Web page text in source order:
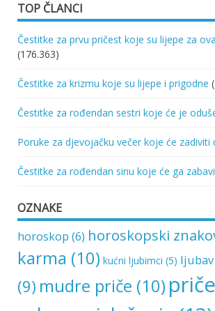
TOP ČLANCI
Čestitke za prvu pričest koje su lijepe za
(176.363)
Čestitke za krizmu koje su lijepe i prigodne
Čestitke za rođendan sestri koje će je
Poruke za djevojačku večer koje će zadiviti
Čestitke za rođendan sinu koje će ga
OZNAKE
horoskop (6) horoskopski
karma (10) kućni ljubimci (5) ljubav
(9) mudre priče (10) priče